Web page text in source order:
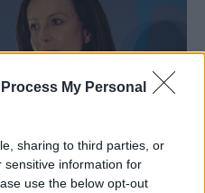
My Personal
sharing to third parties, or
sensitive information for
use the below opt-out